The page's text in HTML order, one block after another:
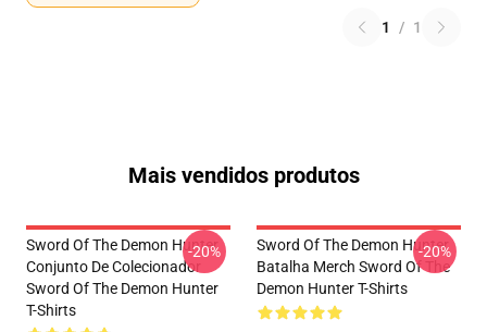
1 / 1
Mais vendidos produtos
Sword Of The Demon Hunter
Conjunto De Colecionador
Sword Of The Demon Hunter
T-Shirts
-20%
Sword Of The Demon Hunter
Batalha Merch Sword Of The
Demon Hunter T-Shirts
-20%